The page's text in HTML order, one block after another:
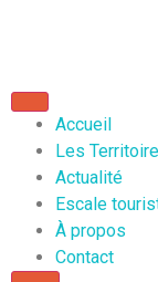
Accueil
Les
Actualité
Escale
À propos
Contact